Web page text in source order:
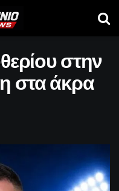
στην
στα άκρα